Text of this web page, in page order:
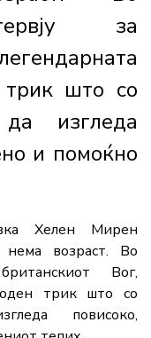
за
што со
изгледа
и помоќно
Хелен Мирен
возраст. Во
Вог,
трик што со
повисоко,